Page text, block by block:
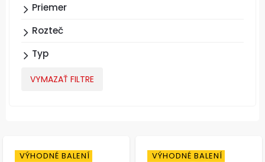
Priemer
Rozteč
Typ
VYMAZAŤ FILTRE
VÝHODNÉ BALENÍ VÝHODNÉ BALENÍ